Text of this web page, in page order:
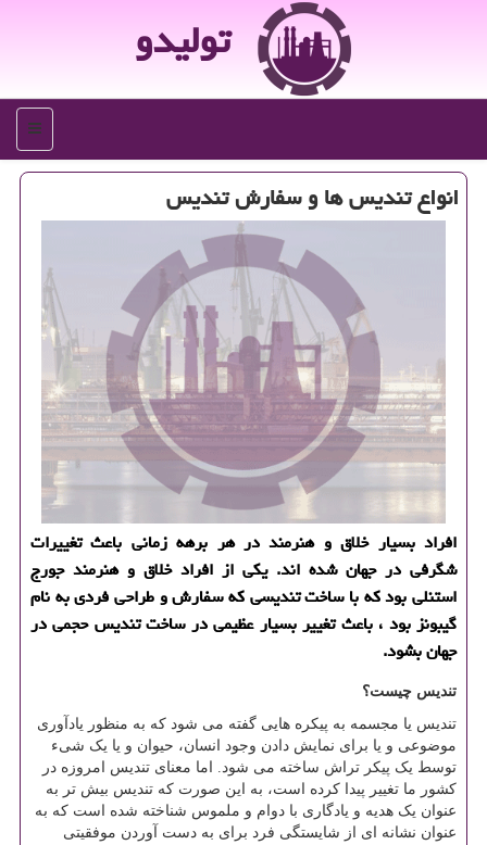
تولیدو
منو
انواع تندیس ها و سفارش تندیس
افراد بسیار خلاق و هنرمند در هر برهه زمانی باعث تغییرات
شگرفی در جهان شده اند. یكی از افراد خلاق و هنرمند جورج
استنلی بود كه با ساخت تندیسی كه سفارش و طراحی فردی به نام
گیبونز بود ، باعث تغییر بسیار عظیمی در ساخت تندیس حجمی در
جهان بشود.
تندیس چیست؟
تندیس یا مجسمه به پیکره هایی گفته می شود که به منظور یادآوری
موضوعی و یا برای نمایش دادن وجود انسان، حیوان و یا یک شیء
توسط یک پیکر تراش ساخته می شود. اما معنای تندیس امروزه در
کشور ما تغییر پیدا کرده است، به این صورت که تندیس بیش تر به
عنوان یک هدیه و یادگاری با دوام و ملموس شناخته شده است که به
عنوان نشانه ای از شایستگی فرد برای به دست آوردن موفقیتی